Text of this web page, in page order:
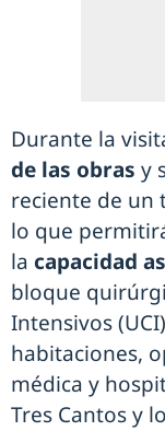
Durante la
de las obras y
reciente de un
lo que
la capacidad
bloque
Intensivos
habitaciones,
médica y
Tres Cantos y